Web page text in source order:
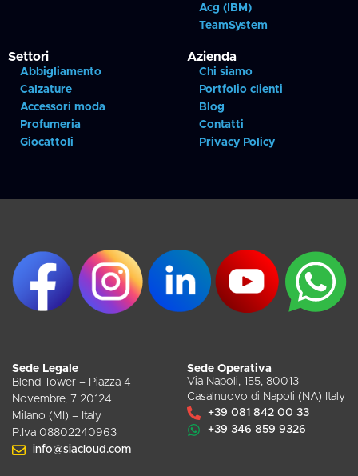
Acg (IBM)
TeamSystem
Settori
Abbigliamento
Calzature
Accessori moda
Profumeria
Giocattoli
Azienda
Chi siamo
Portfolio clienti
Blog
Contatti
Privacy Policy
Sede Legale
Blend Tower – Piazza 4
Novembre, 7 20124
Milano (MI) – Italy
P.Iva 08802240963
info@siacloud.com
Sede Operativa
Via Napoli, 155, 80013
Casalnuovo di Napoli (NA) Italy
+39 081 842 00 33
+39 346 859 9326